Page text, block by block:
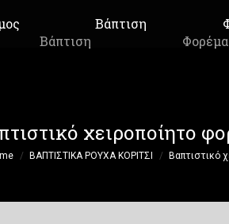
Βάπτιση
χειροποίητο
are here:ΒΑΠΤΙΣΤΙΚΑ ΡΟΥΧΑ ΚΟΡΙΤΣΙ Βαπτιστικό
Βάπτιση